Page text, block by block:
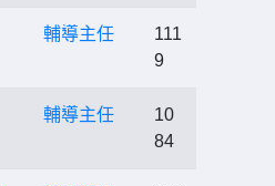
輔導主任
111
9
輔導主任
10
84